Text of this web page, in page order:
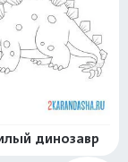
динозавр